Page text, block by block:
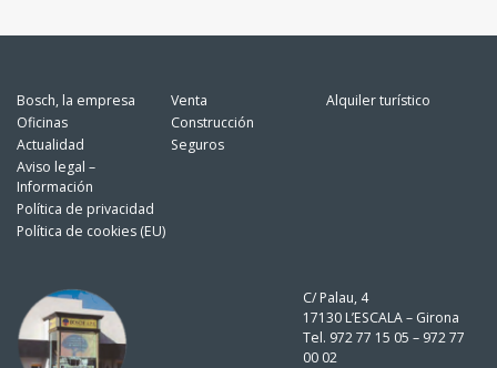
Bosch, la empresa
Oficinas
Actualidad
Aviso legal –
Información
Política de privacidad
Política de cookies (EU)
Venta
Construcción
Seguros
Alquiler turístico
C/ Palau, 4
17130 L’ESCALA – Girona
Tel. 972 77 15 05 – 972 77
00 02